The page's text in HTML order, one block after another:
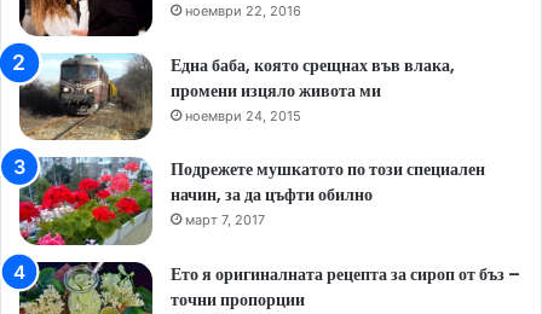
ноември 22, 2016
Една баба, която срещнах във влака,
промени изцяло живота ми
ноември 24, 2015
Подрежете мушкатото по този специален
начин, за да цъфти обилно
март 7, 2017
Ето я оригиналната рецепта за сироп от бъз –
точни пропорции